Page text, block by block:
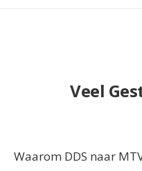
Veel
Waarom DDS naar